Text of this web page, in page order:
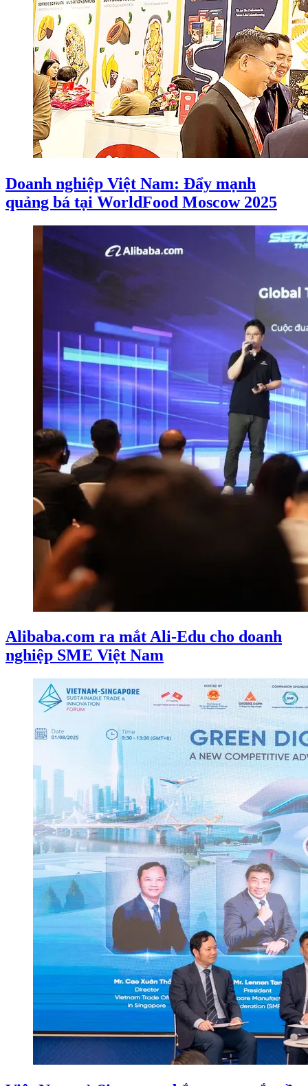
Doanh nghiệp Việt Nam: Đẩy mạnh
quảng bá tại WorldFood Moscow 2025
Alibaba.com ra mắt Ali-Edu cho doanh
nghiệp SME Việt Nam